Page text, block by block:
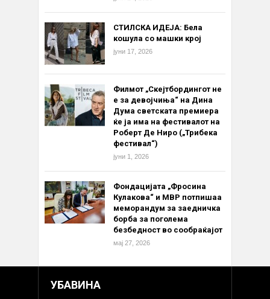
СТИЛСКА ИДЕЈА: Бела
кошула со машки крој
јуни 17, 2026
Филмот „Скејтбордингот не
е за девојчиња“ на Дина
Дума светската премиера
ќе ја има на фестивалот на
Роберт Де Ниро („Трибека
фестивал“)
јуни 1, 2026
Фондацијата „Фросина
Кулакова“ и МВР потпишаа
меморандум за заедничка
борба за поголема
безбедност во сообраќајот
мај 27, 2026
УБАВИНА